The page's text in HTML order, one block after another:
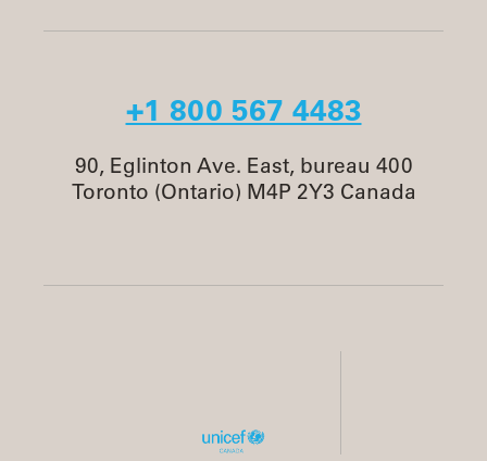
+1 800 567 4483
90, Eglinton Ave. East, bureau 400
Toronto (Ontario) M4P 2Y3 Canada